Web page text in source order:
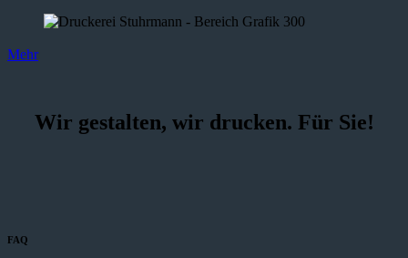
Mehr
Wir gestalten, wir drucken. Für Sie!
FAQ